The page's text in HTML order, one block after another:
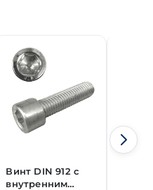
Винт DIN 912 с
внутренним